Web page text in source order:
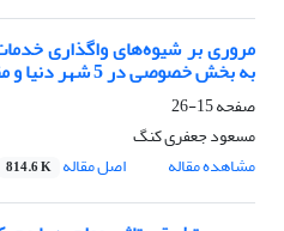
مروری بر شیوه‌های واگذاری
به بخش خصوصی در 5 شهر دنیا و مقایسه تطبیقی با شهر تهران
صفحه15-26
مسعود جعفری‌ کنگ
مشاهده مقاله
اصل مقاله 814.6 K